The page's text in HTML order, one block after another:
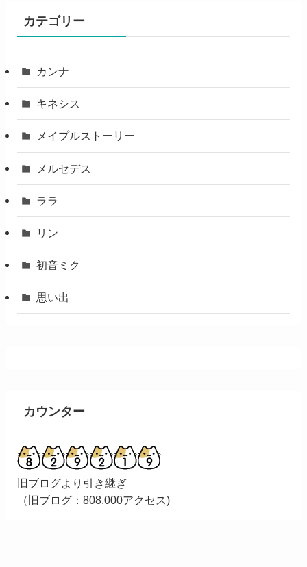
カテゴリー
カンナ
キネシス
メイプルストーリー
メルセデス
ララ
リン
初音ミク
思い出
カウンター
旧ブログより引き継ぎ
（旧ブログ：808,000アクセス)